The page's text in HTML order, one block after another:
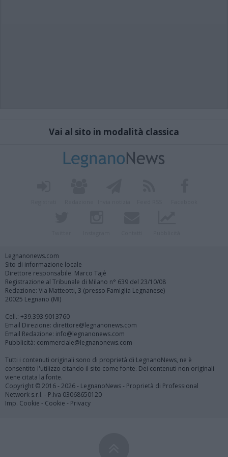
Vai al sito in modalità classica
Legnanonews.com
Sito di informazione locale
Direttore responsabile: Marco Tajè
Registrazione al Tribunale di Milano n° 639 del 23/10/08
Redazione: Via Matteotti, 3 (presso Famiglia Legnanese)
20025 Legnano (MI)
Cell.: +39.393.9013760
Email Direzione: direttore@legnanonews.com
Email Redazione: info@legnanonews.com
Pubblicità: commerciale@legnanonews.com
Tutti i contenuti originali sono di proprietà di LegnanoNews, ne è
consentito l'utilizzo citando il sito come fonte. Dei contenuti non originali
viene citata la fonte.
Copyright © 2016 - 2026 - LegnanoNews - Proprietà di Professional
Network s.r.l. - P.Iva 03068650120
Imp. Cookie - Cookie - Privacy